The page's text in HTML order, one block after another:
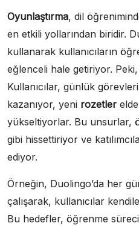
Oyunlaştırma, dil
en etkili yollarından biridir.
kullanarak kullanıcıların
eğlenceli hale getiriyor.
Kullanıcılar, günlük
kazanıyor, yeni rozetler
yükseltiyorlar. Bu unsurlar,
gibi hissettiriyor ve
ediyor.
Örneğin, Duolingo’da her
çalışarak, kullanıcılar
Bu hedefler, öğrenme